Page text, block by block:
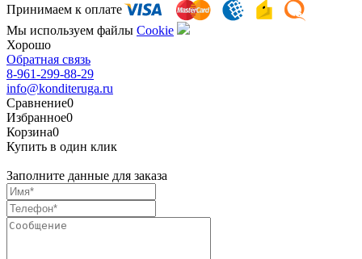
Принимаем к оплате
Мы используем файлы Сookie
Хорошо
Обратная связь
8-961-299-88-29
info@konditeruga.ru
Сравнение0
Избранное0
Корзина0
Купить в один клик
Заполните данные для заказа